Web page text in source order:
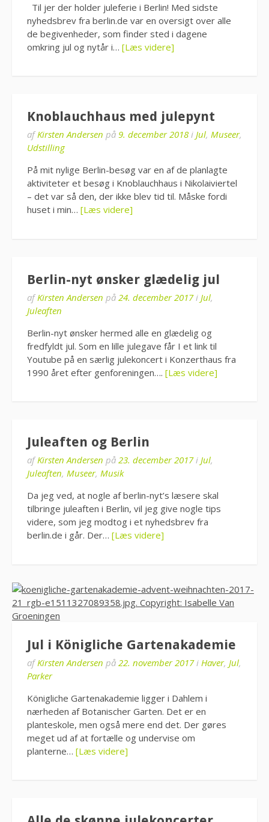
Til jer der holder juleferie i Berlin! Med sidste
nyhedsbrev fra berlin.de var en oversigt over alle
de begivenheder, som finder sted i dagene
omkring jul og nytår i… [Læs videre]
Knoblauchhaus med julepynt
afKirsten Andersen på 9. december 2018 i Jul, Museer,
Udstilling
På mit nylige Berlin-besøg var en af de planlagte
aktiviteter et besøg i Knoblauchhaus i Nikolaiviertel
– det var så den, der ikke blev tid til. Måske fordi
huset i min… [Læs videre]
Berlin-nyt ønsker glædelig jul
afKirsten Andersen på 24. december 2017i Jul,
Juleaften
Berlin-nyt ønsker hermed alle en glædelig og
fredfyldt jul. Som en lille julegave får I et link til
Youtube på en særlig julekoncert i Konzerthaus fra
1990 året efter genforeningen…. [Læs videre]
Juleaften og Berlin
afKirsten Andersen på 23. december 2017i Jul,
Juleaften, Museer, Musik
Da jeg ved, at nogle af berlin-nyt’s læsere skal
tilbringe juleaften i Berlin, vil jeg give nogle tips
videre, som jeg modtog i et nyhedsbrev fra
berlin.de i går. Der… [Læs videre]
Jul i Königliche Gartenakademie
afKirsten Andersen på 22. november 2017i Haver, Jul,
Parker
Königliche Gartenakademie ligger i Dahlem i
nærheden af Botanischer Garten. Det er en
planteskole, men også mere end det. Der gøres
meget ud af at fortælle og undervise om
planterne… [Læs videre]